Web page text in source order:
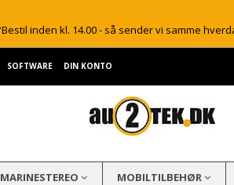
Bestil inden kl. 14.00 - så sender vi samme
SOFTWARE DIN KONTO
MARINESTEREO MOBILTILBEHØR